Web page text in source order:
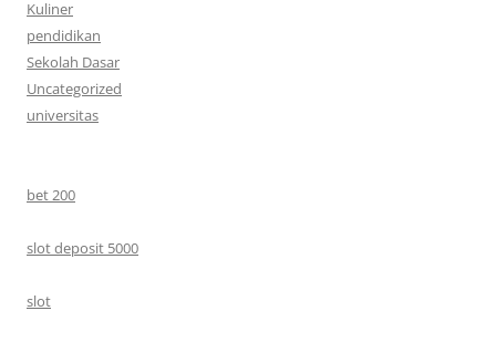
Kuliner
pendidikan
Sekolah Dasar
Uncategorized
universitas
bet 200
slot deposit 5000
slot